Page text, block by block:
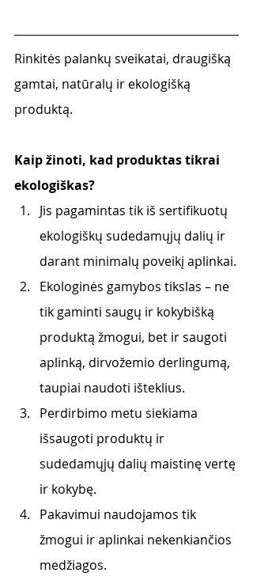
Rinkitės palankų sveikatai, draugišką
gamtai, natūralų ir ekologišką
produktą.
Kaip žinoti, kad produktas tikrai
ekologiškas?
Jis pagamintas tik iš sertifikuotų
ekologiškų sudedamųjų dalių ir
darant minimalų poveikį aplinkai.
Ekologinės gamybos tikslas – ne
tik gaminti saugų ir kokybišką
produktą žmogui, bet ir saugoti
aplinką, dirvožemio derlingumą,
taupiai naudoti išteklius.
Perdirbimo metu siekiama
išsaugoti produktų ir
sudedamųjų dalių maistinę vertę
ir kokybę.
Pakavimui naudojamos tik
žmogui ir aplinkai nekenkiančios
medžiagos.